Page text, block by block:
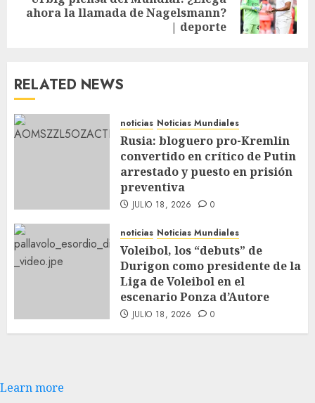
ahora la llamada de Nagelsmann?
| deporte
RELATED NEWS
noticias Noticias Mundiales
Rusia: bloguero pro-Kremlin
convertido en crítico de Putin
arrestado y puesto en prisión
preventiva
JULIO 18, 2026 0
noticias Noticias Mundiales
Voleibol, los “debuts” de
Durigon como presidente de la
Liga de Voleibol en el
escenario Ponza d’Autore
JULIO 18, 2026 0
Learn more